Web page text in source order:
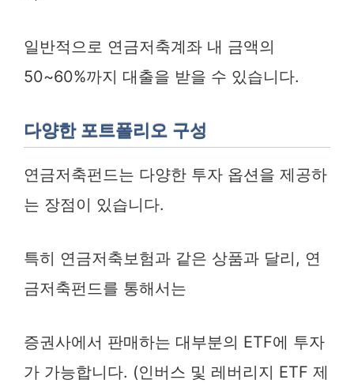
일반적으로 연금저축계좌 내 금액의
50~60%까지 대출을 받을 수 있습니다.
다양한 포트폴리오 구성
연금저축펀드는 다양한 투자 옵션을 제공하
는 장점이 있습니다.
특히 연금저축보험과 같은 상품과 달리, 연
금저축펀드를 통해서는
증권사에서 판매하는 대부분의 ETF에 투자
가 가능합니다. (인버스 및 레버리지 ETF 제